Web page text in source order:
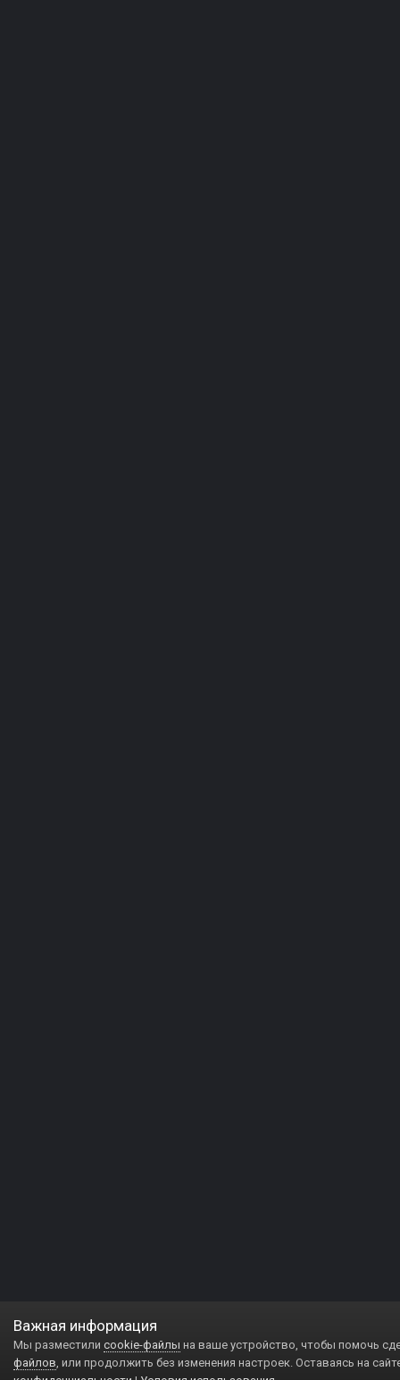
Важная информация
Мы разместили cookie-файлы на ваше устройство, чтобы помочь
файлов, или продолжить без изменения настроек. Оставаясь на